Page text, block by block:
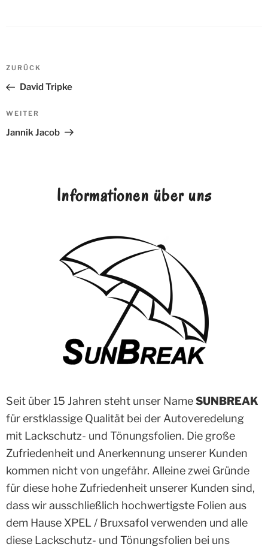
Beitrags-
Navigation
Vorheriger
Beitrag
ZURÜCK
David Tripke
Nächster
Beitrag
WEITER
Jannik Jacob
Informationen über uns
Seit über 15 Jahren steht unser NameSUNBREAK
für erstklassige Qualität bei der Autoveredelung
mit Lackschutz- und Tönungsfolien. Die große
Zufriedenheit und Anerkennung unserer Kunden
kommen nicht von ungefähr. Alleine zwei Gründe
für diese hohe Zufriedenheit unserer Kunden sind,
dass wir ausschließlich hochwertigste Folien aus
dem Hause XPEL / Bruxsafol verwenden und alle
diese Lackschutz- und Tönungsfolien bei uns